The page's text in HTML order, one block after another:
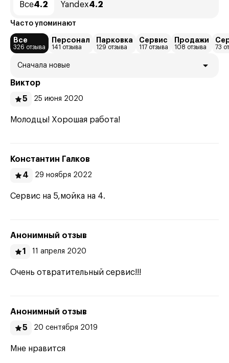
Все4.2 Yandex4.2
Часто упоминают
Все
326 отзыва
Персонал
141 отзыва
Парковка
129 отзыва
Сервис
117 отзыва
Продажи
108 отзыва 73
Сначала новые
Виктор
5
25 июня 2020
Молодцы! Хорошая работа!
Константин Галков
4
29 ноября 2022
Сервис на 5,мойка на 4.
Анонимный отзыв
1
11 апреля 2020
Очень отвратительный сервис!!!
Анонимный отзыв
5
20 сентября 2019
Мне нравится